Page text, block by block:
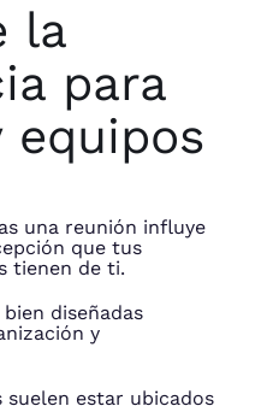
la
para
equipos
una reunión influye
que tus
tienen de ti.
diseñadas
y
suelen estar ubicados